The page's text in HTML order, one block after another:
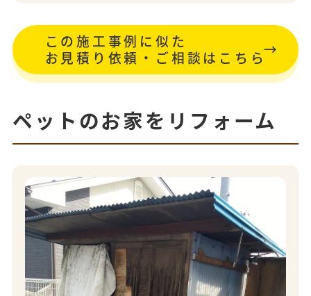
この施工事例に似た
お見積り依頼・ご相談はこちら
ペットのお家をリフォーム